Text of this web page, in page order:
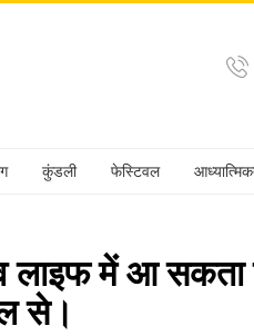
कुंडली फेस्टिवल
में आ सकता
से।